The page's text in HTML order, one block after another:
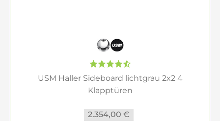
USM Haller Sideboard lichtgrau 2x2 4
Klapptüren
2.354,00 €